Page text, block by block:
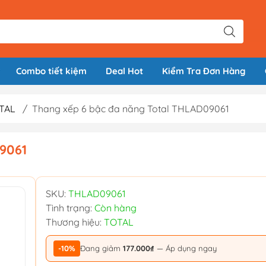
Combo tiết kiệm Deal Hot Kiểm Tra Đơn Hàng
/ Thang xếp 6 bậc đa năng Total THLAD09061
SKU: THLAD09061
Tình trạng: Còn hàng
Thương hiệu: TOTAL
-10% Đang giảm 177.000₫ — Áp dụng ngay